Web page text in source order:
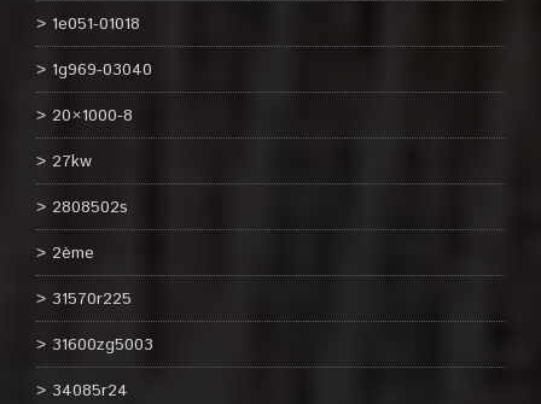
1e051-01018
1g969-03040
20×1000-8
27kw
2808502s
2ème
31570r225
31600zg5003
34085r24